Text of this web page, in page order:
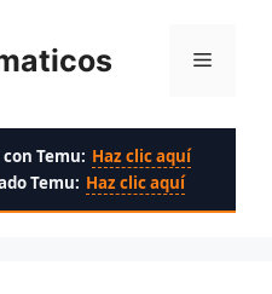
Menú
Temu: Haz clic aquí
Temu: Haz clic aquí